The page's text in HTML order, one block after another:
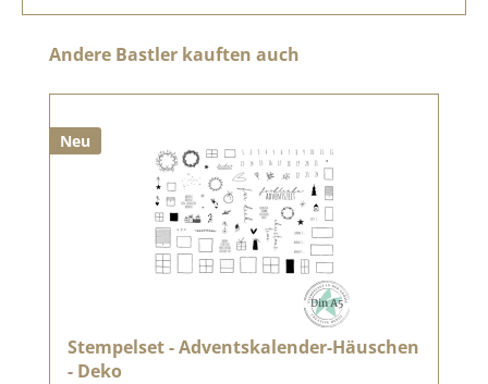
Produktgalerie überspringen
Andere Bastler kauften auch
Neu
Stempelset - Adventskalender-Häuschen
- Deko